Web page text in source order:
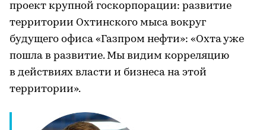
проект крупной госкорпорации: развитие
территории Охтинского мыса вокруг
будущего офиса «Газпром нефти»: «Охта уже
пошла в развитие. Мы видим корреляцию
в действиях власти и бизнеса на этой
территории».